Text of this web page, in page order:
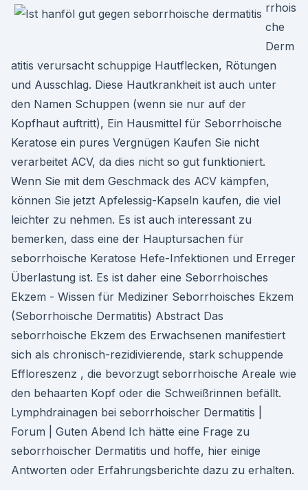
rrhois
che
Derm
atitis verursacht schuppige Hautflecken, Rötungen
und Ausschlag. Diese Hautkrankheit ist auch unter
den Namen Schuppen (wenn sie nur auf der
Kopfhaut auftritt), Ein Hausmittel für Seborrhoische
Keratose ein pures Vergnügen Kaufen Sie nicht
verarbeitet ACV, da dies nicht so gut funktioniert.
Wenn Sie mit dem Geschmack des ACV kämpfen,
können Sie jetzt Apfelessig-Kapseln kaufen, die viel
leichter zu nehmen. Es ist auch interessant zu
bemerken, dass eine der Hauptursachen für
seborrhoische Keratose Hefe-Infektionen und Erreger
Überlastung ist. Es ist daher eine Seborrhoisches
Ekzem - Wissen für Mediziner Seborrhoisches Ekzem
(Seborrhoische Dermatitis) Abstract Das
seborrhoische Ekzem des Erwachsenen manifestiert
sich als chronisch-rezidivierende, stark schuppende
Effloreszenz , die bevorzugt seborrhoische Areale wie
den behaarten Kopf oder die Schweißrinnen befällt.
Lymphdrainagen bei seborrhoischer Dermatitis |
Forum | Guten Abend Ich hätte eine Frage zu
seborrhoischer Dermatitis und hoffe, hier einige
Antworten oder Erfahrungsberichte dazu zu erhalten.